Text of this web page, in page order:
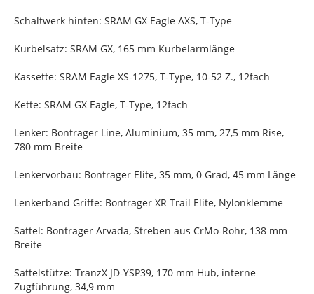
Schaltwerk hinten: SRAM GX Eagle AXS, T-Type
Kurbelsatz: SRAM GX, 165 mm Kurbelarmlänge
Kassette: SRAM Eagle XS-1275, T-Type, 10-52 Z., 12fach
Kette: SRAM GX Eagle, T-Type, 12fach
Lenker: Bontrager Line, Aluminium, 35 mm, 27,5 mm Rise,
780 mm Breite
Lenkervorbau: Bontrager Elite, 35 mm, 0 Grad, 45 mm Länge
Lenkerband Griffe: Bontrager XR Trail Elite, Nylonklemme
Sattel: Bontrager Arvada, Streben aus CrMo-Rohr, 138 mm
Breite
Sattelstütze: TranzX JD-YSP39, 170 mm Hub, interne
Zugführung, 34,9 mm